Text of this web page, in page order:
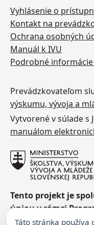
Vyhlásenie o
Kontakt na
Ochrana osobných
Manuál k IVU
Podrobné
Prevádzkovateľom
výskumu, vývoja a
Vytvorené v súlade s
manuálom
Tento projekt je
úniou v rámci
Táto stránka používa